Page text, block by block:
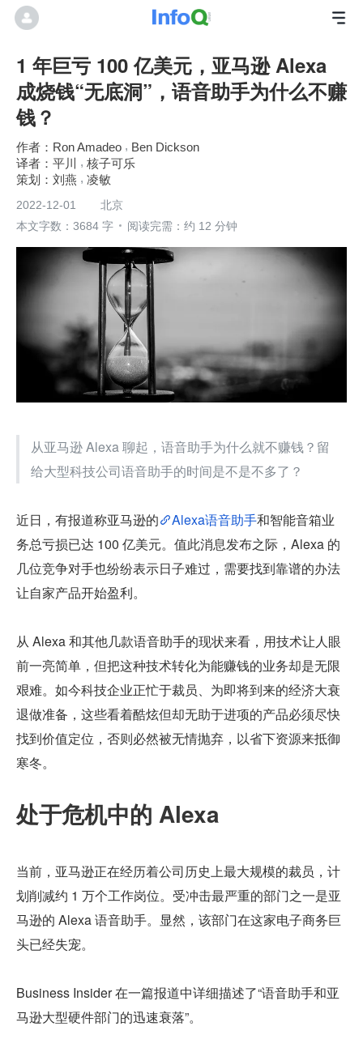
1 年巨亏 100 亿美元，亚马逊 Alexa
成烧钱“无底洞”，语音助手为什么不赚
钱？
Ron Amadeo
Ben Dickson
平川
核子可乐
刘燕
凌敏
2022-12-01
北京
本文字数：3684 字
阅读完需：约 12 分钟
从亚马逊 Alexa 聊起，语音助手为什么就不赚钱？留
给大型科技公司语音助手的时间是不是不多了？
近日，有报道称亚马逊的 Alexa语音助手和智能音箱业
务总亏损已达 100 亿美元。值此消息发布之际，Alexa 的
几位竞争对手也纷纷表示日子难过，需要找到靠谱的办法
让自家产品开始盈利。
从 Alexa 和其他几款语音助手的现状来看，用技术让人眼
前一亮简单，但把这种技术转化为能赚钱的业务却是无限
艰难。如今科技企业正忙于裁员、为即将到来的经济大衰
退做准备，这些看着酷炫但却无助于进项的产品必须尽快
找到价值定位，否则必然被无情抛弃，以省下资源来抵御
寒冬。
处于危机中的 Alexa
当前，亚马逊正在经历着公司历史上最大规模的裁员，计
划削减约 1 万个工作岗位。受冲击最严重的部门之一是亚
马逊的 Alexa 语音助手。显然，该部门在这家电子商务巨
头已经失宠。
Business Insider 在一篇报道中详细描述了“语音助手和亚
马逊大型硬件部门的迅速衰落”。